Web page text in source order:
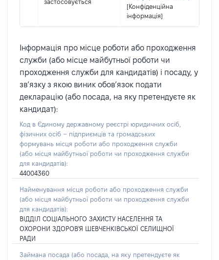
застосовується
[Конфіденційна
інформація]
Інформація про місце роботи або проходження
служби (або місце майбутньої роботи чи
проходження служби для кандидатів) і посаду, у
зв’язку з якою виник обов’язок подати
декларацію (або посада, на яку претендуєте як
кандидат):
Код в Єдиному державному реєстрі юридичних осіб,
фізичних осіб – підприємців та громадських
формувань місця роботи або проходження служби
(або місця майбутньої роботи чи проходження служби
для кандидатів):
44004360
Найменування місця роботи або проходження служби
(або місця майбутньої роботи чи проходження служби
для кандидатів):
ВІДДІЛ СОЦІАЛЬНОГО ЗАХИСТУ НАСЕЛЕННЯ ТА
ОХОРОНИ ЗДОРОВ'Я ШЕВЧЕНКІВСЬКОЇ СЕЛИЩНОЇ
РАДИ
Займана посада (або посада, на яку претендуєте як